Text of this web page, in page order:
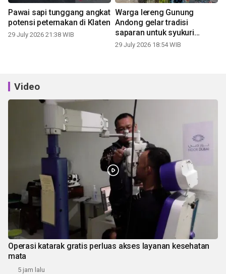
Pawai sapi tunggang angkat
potensi peternakan di Klaten
29 July 2026 21:38 WIB
Warga lereng Gunung
Andong gelar tradisi
saparan untuk syukuri
panen
29 July 2026 18:54 WIB
Video
Operasi katarak gratis perluas akses layanan kesehatan
mata
5 jam lalu